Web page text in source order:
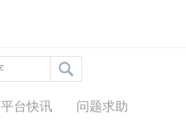
平台快讯 问题求助